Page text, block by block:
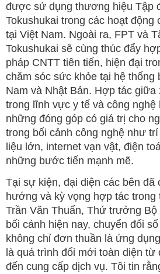
được sử dụng thương hiệu Tập
Tokushukai trong các hoạt động
tại Việt Nam. Ngoài ra, FPT và
Tokushukai sẽ cùng thúc đẩy
pháp CNTT tiên tiến, hiện đại
chăm sóc sức khỏe tại hệ thống
Nam và Nhật Bản. Hợp tác giữa
trong lĩnh vực y tế và công nghệ
những đóng góp có giá trị cho
trong bối cảnh công nghệ như
liệu lớn, internet vạn vật, điện
những bước tiến mạnh mẽ.
Tại sự kiện, đại diện các bên đã
hướng và kỳ vọng hợp tác
Trần Văn Thuấn, Thứ trưởng Bộ
bối cảnh hiện nay, chuyển đổi
không chỉ đơn thuần là ứng
là quá trình đổi mới toàn diện từ
đến cung cấp dịch vụ. Tôi tin